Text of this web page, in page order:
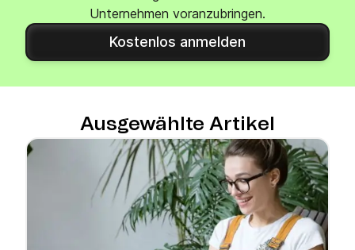
Unternehmen voranzubringen.
Kostenlos anmelden
Ausgewählte Artikel